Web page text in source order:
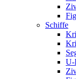
Schiffe
U-